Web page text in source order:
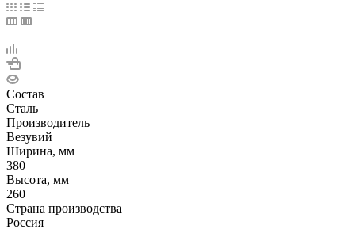
Состав
Сталь
Производитель
Везувий
Ширина, мм
380
Высота, мм
260
Страна производства
Россия